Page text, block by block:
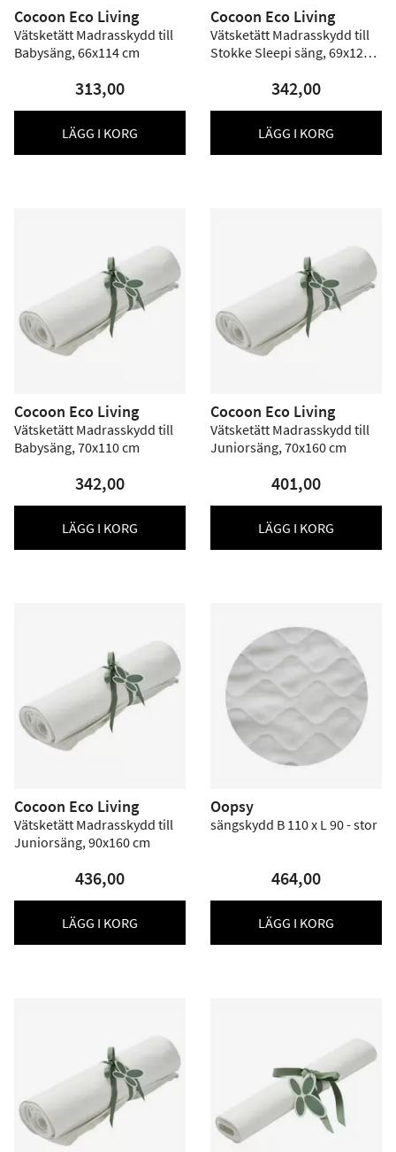
Cocoon Eco Living
Vätsketätt Madrasskydd till
Babysäng, 66x114 cm
313,00
LÄGG I KORG
Cocoon Eco Living
Vätsketätt Madrasskydd till
Stokke Sleepi säng, 69x120
342,00
LÄGG I KORG
Cocoon Eco Living
Vätsketätt Madrasskydd till
Babysäng, 70x110 cm
342,00
LÄGG I KORG
Cocoon Eco Living
Vätsketätt Madrasskydd till
Juniorsäng, 70x160 cm
401,00
LÄGG I KORG
Cocoon Eco Living
Vätsketätt Madrasskydd till
Juniorsäng, 90x160 cm
436,00
LÄGG I KORG
Oopsy
sängskydd B 110 x L 90 - stor
464,00
LÄGG I KORG